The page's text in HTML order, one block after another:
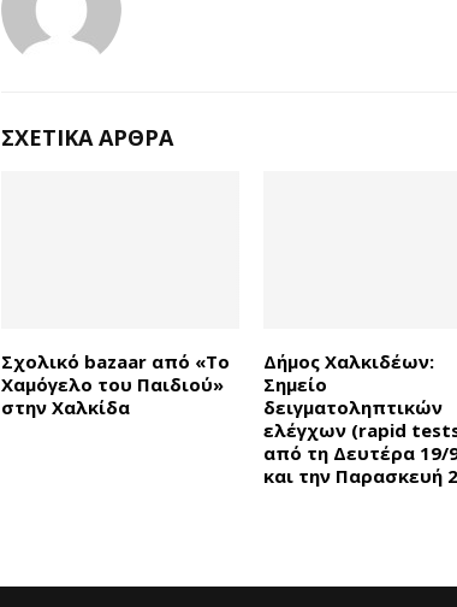
ΣΧΕΤΙΚΆ ΆΡΘΡΑ
Σχολικό bazaar από «Το
Χαμόγελο του Παιδιού»
στην Χαλκίδα
Δήμος Χαλκιδέων:
Σημείο
δειγματοληπτικών
ελέγχων (rapid
από τη Δευτέρα 19/
και την Παρασκευή